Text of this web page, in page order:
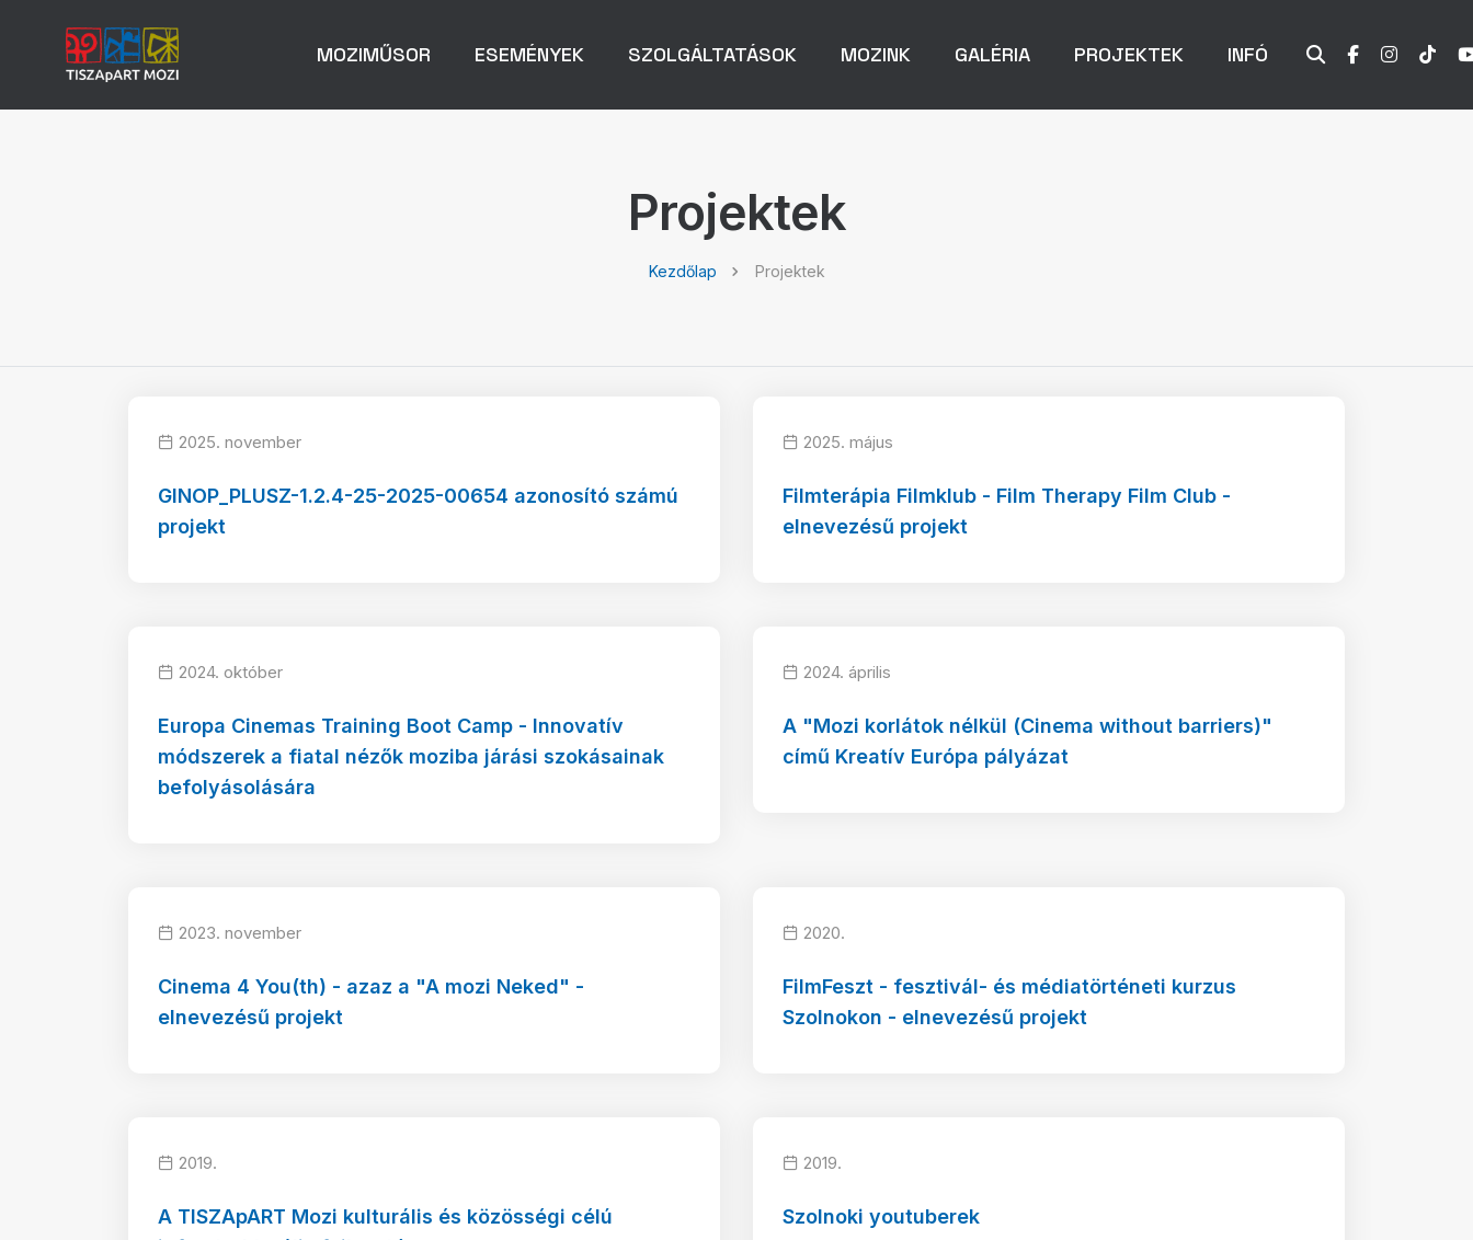
MOZIMŰSOR ESEMÉNYEK SZOLGÁLTATÁSOK MOZINK GALÉRIA PROJEKTEK INFÓ
Projektek
Kezdőlap Projektek
2025. november
GINOP_PLUSZ-1.2.4-25-2025-00654 azonosító számú
projekt
2025. május
Filmterápia Filmklub - Film Therapy Film Club -
elnevezésű projekt
2024. október
Europa Cinemas Training Boot Camp - Innovatív
módszerek a fiatal nézők moziba járási szokásainak
befolyásolására
2024. április
A "Mozi korlátok nélkül (Cinema without barriers)"
című Kreatív Európa pályázat
2023. november
Cinema 4 You(th) - azaz a "A mozi Neked" -
elnevezésű projekt
2020.
FilmFeszt - fesztivál- és médiatörténeti kurzus
Szolnokon - elnevezésű projekt
2019.
A TISZApART Mozi kulturális és közösségi célú
2019.
Szolnoki youtuberek